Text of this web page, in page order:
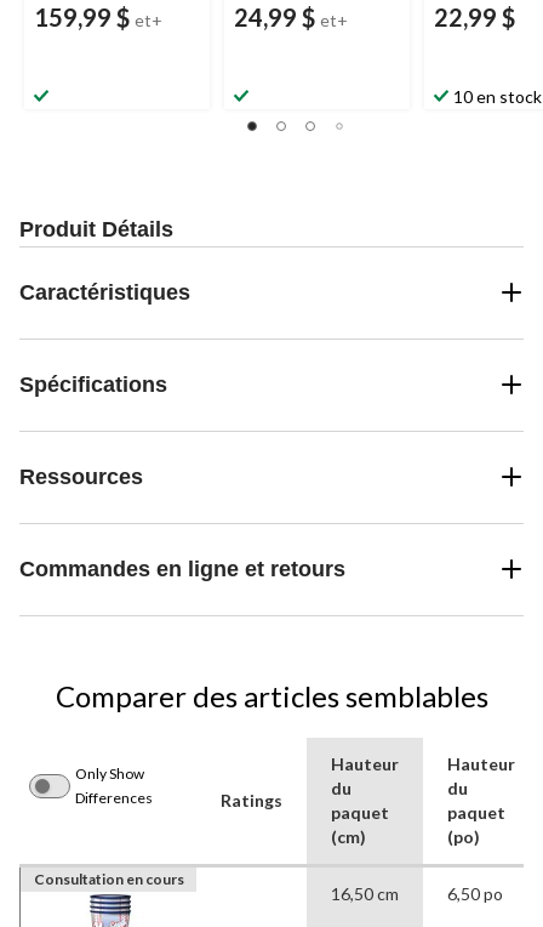
159,99 $ et+ 24,99 $ et+ 22,99 $
10 en stock
Produit Détails
Caractéristiques
Spécifications
Ressources
Commandes en ligne et retours
Comparer des articles semblables
Only Show
Differences
Ratings
Hauteur
du
paquet
(cm)
Hauteur
du
paquet
(po)
Consultation en cours
16,50 cm 6,50 po